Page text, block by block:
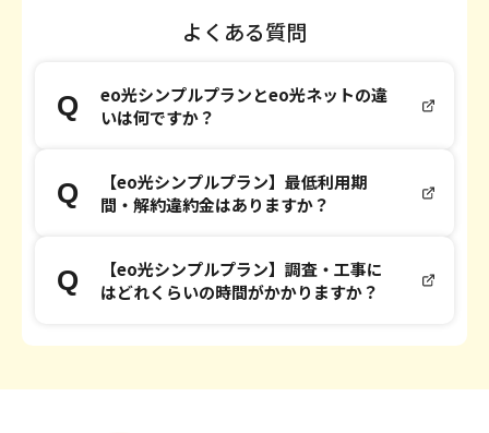
よくある質問
eo光シンプルプランとeo光ネットの違
いは何ですか？
【eo光シンプルプラン】最低利用期
間・解約違約金はありますか？
【eo光シンプルプラン】調査・工事に
はどれくらいの時間がかかりますか？